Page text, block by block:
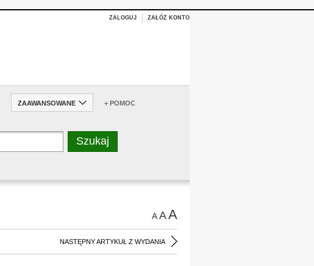
ZALOGUJ ZAŁÓŻ KONTO
ZAAWANSOWANE + POMOC
AAA
NASTĘPNY ARTYKUŁ Z WYDANIA